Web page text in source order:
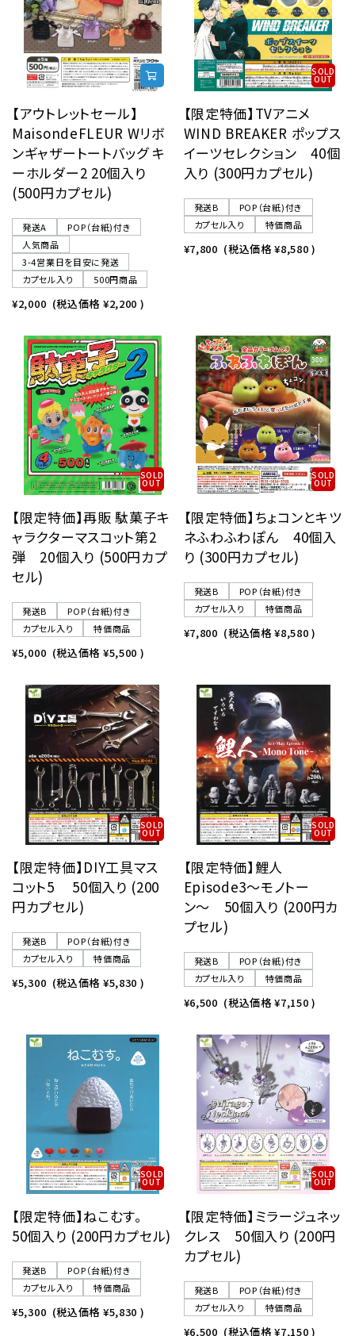
【アウトレットセール】
MaisondeFLEUR Wリボ
ンギャザートートバッグ キ
ーホルダー2 20個入り
(500円カプセル)
発送A
POP（台紙)付き
人気商品
3-4営業日を目安に発送
カプセル入り
500円商品
¥2,000 (税込価格 ¥2,200 )
SOLD
OUT
【限定特価】TVアニメ
WIND BREAKER ポップス
イーツセレクション 40個
入り (300円カプセル)
発送B
POP（台紙)付き
カプセル入り
特価商品
¥7,800 (税込価格¥8,580 )
SOLD
OUT
【限定特価】再販 駄菓子キ
ャラクターマスコット第2
弾 20個入り (500円カプ
セル)
発送B
POP（台紙)付き
カプセル入り
特価商品
¥5,000 (税込価格 ¥5,500 )
SOLD
OUT
【限定特価】ちょコンとキツ
ネふわふわぽん 40個入
り (300円カプセル)
発送B
POP（台紙)付き
カプセル入り
特価商品
¥7,800 (税込価格¥8,580 )
SOLD
OUT
【限定特価】DIY工具マス
コット5 50個入り (200
円カプセル)
発送B
POP（台紙)付き
カプセル入り
特価商品
¥5,300 (税込価格 ¥5,830 )
SOLD
OUT
【限定特価】鯉人
Episode3〜モノトー
ン〜 50個入り (200円カ
プセル)
発送B
POP（台紙)付き
カプセル入り
特価商品
¥6,500 (税込価格¥7,150 )
SOLD
OUT
【限定特価】ねこむす。
50個入り (200円カプセル)
発送B
POP（台紙)付き
カプセル入り
特価商品
¥5,300 (税込価格 ¥5,830 )
SOLD
OUT
【限定特価】ミラージュネッ
クレス 50個入り (200円
カプセル)
発送B
POP（台紙)付き
カプセル入り
特価商品
¥6,500 (税込価格¥7,150 )